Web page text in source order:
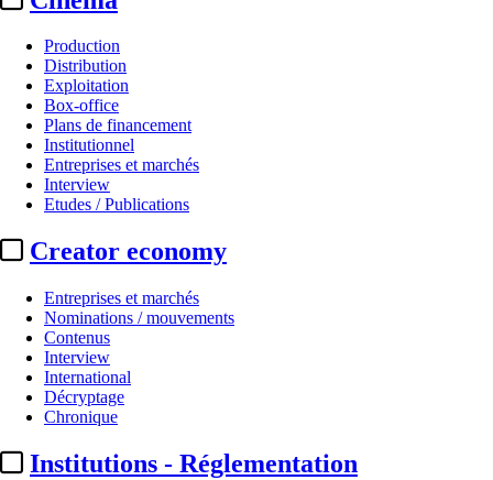
Production
Distribution
Exploitation
Box-office
Plans de financement
Institutionnel
Entreprises et marchés
Interview
Etudes / Publications
Creator economy
Entreprises et marchés
Nominations / mouvements
Contenus
Interview
International
Décryptage
Chronique
Institutions - Réglementation